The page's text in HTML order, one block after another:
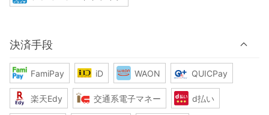
決済手段
FamiPay iD WAON QUICPay
楽天Edy 交通系電子マネー d払い